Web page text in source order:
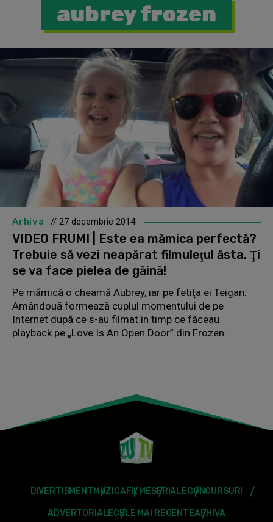
aubrey frozen
Arhiva // 27 decembrie 2014
VIDEO FRUMI | Este ea mămica perfectă?
Trebuie să vezi neapărat filmuleţul ăsta. Ţi
se va face pielea de găină!
Pe mămică o cheamă Aubrey, iar pe fetiţa ei Teigan.
Amândouă formează cuplul momentului de pe
Internet după ce s-au filmat în timp ce făceau
playback pe „Love Is An Open Door” din Frozen.
DIVERTISMENT MUZICĂFILMESERIALECONCURSURI
ADVERTORIALECELE MAI RECENTEARHIVA